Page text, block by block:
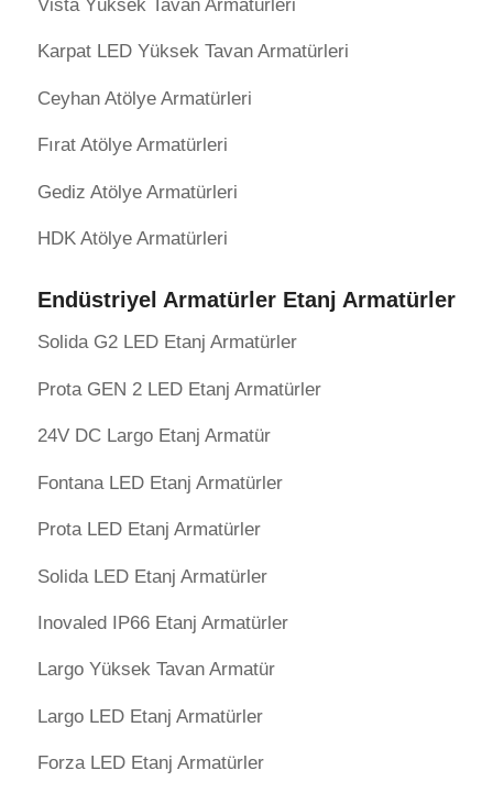
Vista Yüksek Tavan Armatürleri
Karpat LED Yüksek Tavan Armatürleri
Ceyhan Atölye Armatürleri
Fırat Atölye Armatürleri
Gediz Atölye Armatürleri
HDK Atölye Armatürleri
Endüstriyel Armatürler Etanj Armatürler
Solida G2 LED Etanj Armatürler
Prota GEN 2 LED Etanj Armatürler
24V DC Largo Etanj Armatür
Fontana LED Etanj Armatürler
Prota LED Etanj Armatürler
Solida LED Etanj Armatürler
Inovaled IP66 Etanj Armatürler
Largo Yüksek Tavan Armatür
Largo LED Etanj Armatürler
Forza LED Etanj Armatürler